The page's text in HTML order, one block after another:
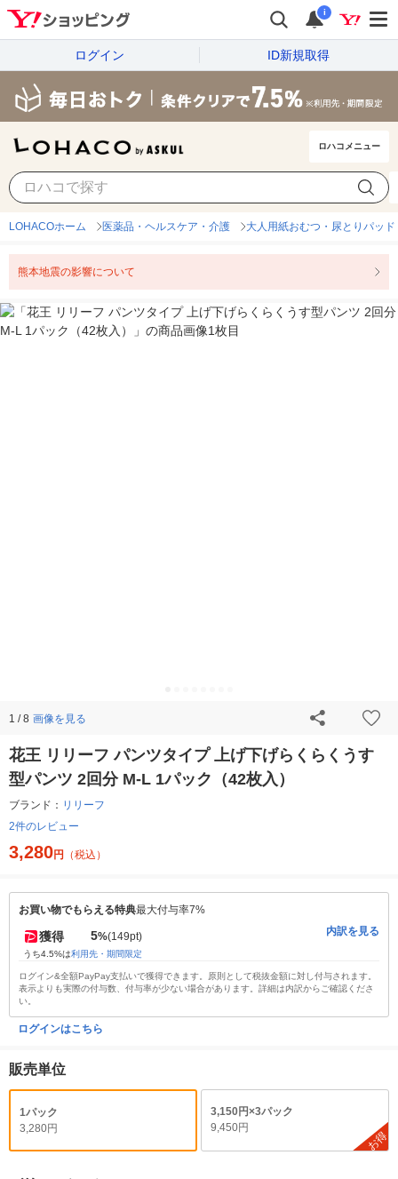
i
ログイン ID新規取得
ロハコメニュー
LOHACOホーム 医薬品・ヘルスケア・介護 大人用紙おむつ・尿とりパッド
熊本地震の影響について
1 / 8 画像を見る
花王 リリーフ パンツタイプ 上げ下げらくらくうす
型パンツ 2回分 M-L 1パック（42枚入）
ブランド： リリーフ
2件のレビュー
3,280円 （税込）
お買い物でもらえる特典最大付与率7%
獲得 5%(149pt)
うち4.5%は利用先・期間限定
内訳を見る
ログイン&全額PayPay支払いで獲得できます。原則として税抜金額に対し付与されます。
表示よりも実際の付与数、付与率が少ない場合があります。詳細は内訳からご確認くださ
い。
ログインはこちら
販売単位
1パック
3,280円
3,150円×3パック
9,450円
お得